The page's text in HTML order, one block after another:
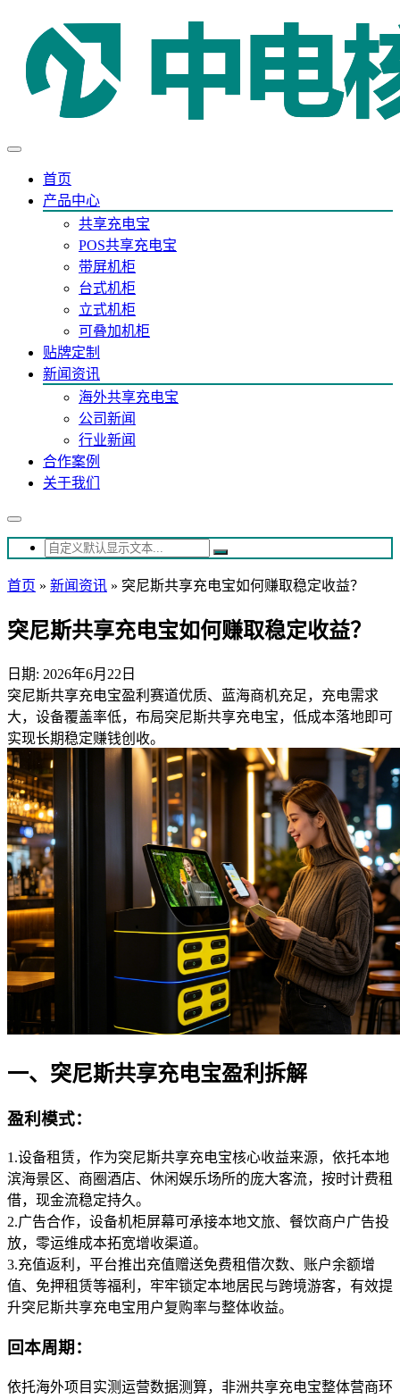
首页
产品中心
共享充电宝
POS共享充电宝
带屏机柜
台式机柜
立式机柜
可叠加机柜
贴牌定制
新闻资讯
海外共享充电宝
公司新闻
行业新闻
合作案例
关于我们
首页 » 新闻资讯 » 突尼斯共享充电宝如何赚取稳定收益？
突尼斯共享充电宝如何赚取稳定收益？
日期: 2026年6月22日
突尼斯共享充电宝盈利赛道优质、蓝海商机充足，充电需求
大，设备覆盖率低，布局突尼斯共享充电宝，低成本落地即可
实现长期稳定赚钱创收。
一、突尼斯共享充电宝盈利拆解
盈利模式：
1.设备租赁，作为突尼斯共享充电宝核心收益来源，依托本地
滨海景区、商圈酒店、休闲娱乐场所的庞大客流，按时计费租
借，现金流稳定持久。
2.广告合作，设备机柜屏幕可承接本地文旅、餐饮商户广告投
放，零运维成本拓宽增收渠道。
3.充值返利，平台推出充值赠送免费租借次数、账户余额增
值、免押租赁等福利，牢牢锁定本地居民与跨境游客，有效提
升突尼斯共享充电宝用户复购率与整体收益。
回本周期 ：
依托海外项目实测运营数据测算，非洲共享充电宝整体营商环